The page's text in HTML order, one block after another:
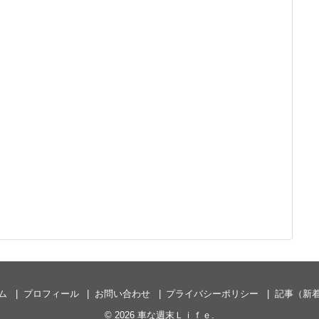
プロフィール お問い合わせ プライバシーポリシー
記事（新
© 2026 車な週末Ｌｉｆｅ